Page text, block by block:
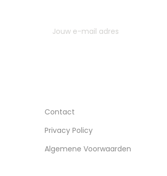
Contact
Privacy Policy
Algemene Voorwaarden